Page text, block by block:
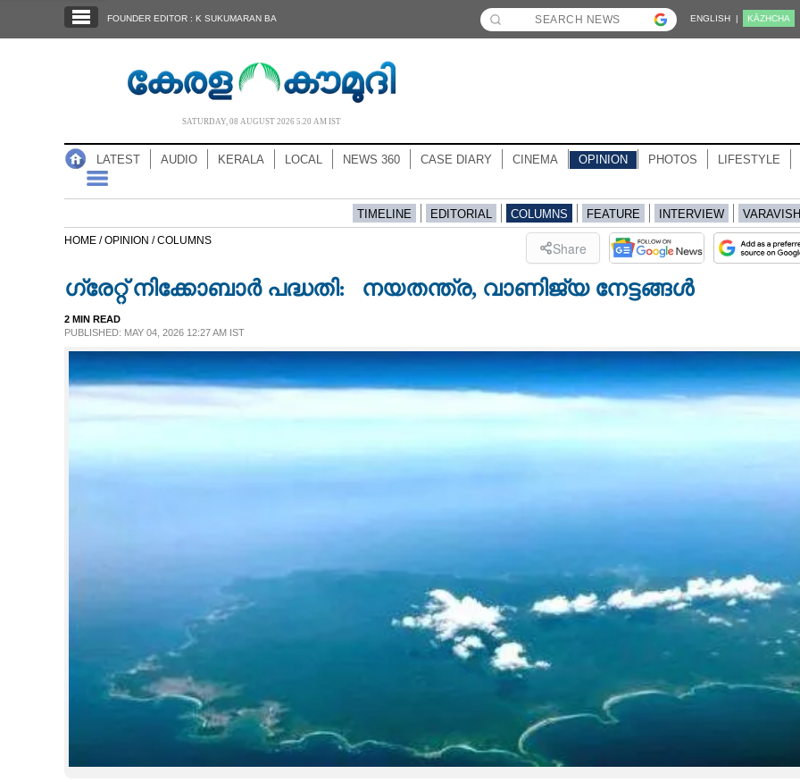
NOTIFIED NEWS
FOUNDER EDITOR : K SUKUMARAN BA ENGLISH | KĀZHCHA
SATURDAY, 08 AUGUST 2026 5.20 AM IST
LATEST AUDIO KERALA LOCAL NEWS 360 CASE DIARY CINEMA OPINION PHOTOS LIFESTYLE
TIMELINE EDITORIAL COLUMNS FEATURE INTERVIEW
HOME /OPINION /COLUMNS Share
ഗ്രേറ്റ് നിക്കോബാർ പദ്ധതി: നയതന്ത്ര, വാണിജ്യ നേട്ടങ്ങൾ
2 MIN READ
PUBLISHED: MAY 04, 2026 12:27 AM IST